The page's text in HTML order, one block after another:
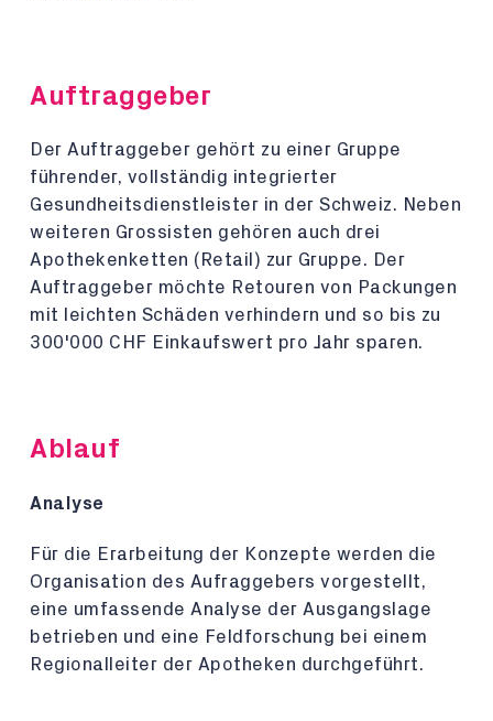
Auftraggeber
Der Auftraggeber gehört zu einer Gruppe
führender, vollständig integrierter
Gesundheitsdienstleister in der Schweiz. Neben
weiteren Grossisten gehören auch drei
Apothekenketten (Retail) zur Gruppe. Der
Auftraggeber möchte Retouren von Packungen
mit leichten Schäden verhindern und so bis zu
300'000 CHF Einkaufswert pro Jahr sparen.
Ablauf
Analyse
Für die Erarbeitung der Konzepte werden die
Organisation des Aufraggebers vorgestellt,
eine umfassende Analyse der Ausgangslage
betrieben und eine Feldforschung bei einem
Regionalleiter der Apotheken durchgeführt.